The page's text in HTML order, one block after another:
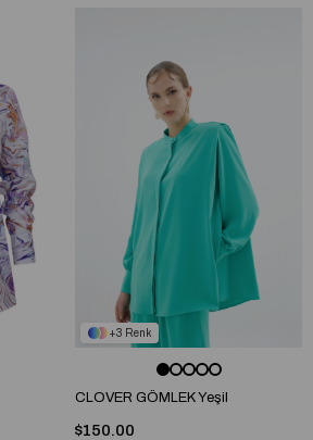
3
CLOVER GÖMLEK Yeşil
$150.00